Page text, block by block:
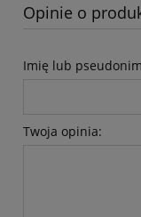
Opinie o
Imię lub
Twoja opinia: